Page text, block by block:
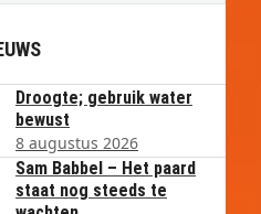
Droogte; gebruik water
bewust
8 augustus 2026
Sam Babbel – Het paard
staat nog steeds te